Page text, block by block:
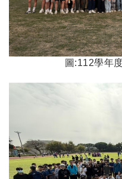
圖:112學年